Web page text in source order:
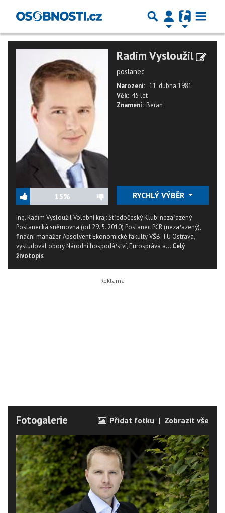
15%
Radim Vysloužil
poslanec
Narození: 11. dubna 1981
Věk: 45 let
Znamení: Beran
RYCHLÝ VÝBĚR
Ing. Radim Vysloužil Volební kraj: Středočeský Klub: nezařazený
Poslanecká sněmovna (od 29. 5. 2010) Poslanec PČR (nezařazený),
finační manažer. Absolvent Ekonomické fakulty VŠB-TU Ostrava,
vystudoval obory Národní hospodářství, Eurospráva a... Celý
životopis
Fotogalerie Přidat fotku | Zobrazit vše